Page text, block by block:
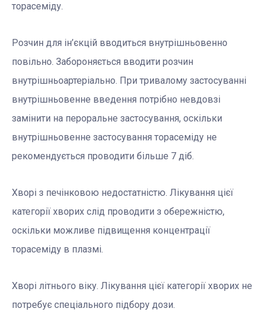
торасеміду.
Розчин для ін’єкцій вводиться внутрішньовенно
повільно. Забороняється вводити розчин
внутрішньоартеріально. При тривалому застосуванні
внутрішньовенне введення потрібно невдовзі
замінити на пероральне застосування, оскільки
внутрішньовенне застосування торасеміду не
рекомендується проводити більше 7 діб.
Хворі з печінковою недостатністю. Лікування цієї
категорії хворих слід проводити з обережністю,
оскільки можливе підвищення концентрації
торасеміду в плазмі.
Хворі літнього віку. Лікування цієї категорії хворих не
потребує спеціального підбору дози.